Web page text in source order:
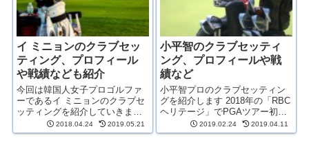
イ ミニョンのクラブセッ
ティング、プロフィール
や戦績なども紹介
今回は韓国人女子プロゴルファ
ーであるイ ミニョンのクラブセ
ッティングを紹介していきます
2017年から日本ツアーに本格参
戦しているイ ミニョン。日本ツ
2018.04.24 2019.05.21
小平智のクラブセッティ
ング、プロフィールや戦
績など
小平智プロのクラブセッティン
グを紹介します 2018年の「RBC
ヘリテージ」でPGAツアー初勝
利をあげた小平智プロ。これか
らはPGAツアーを主体に戦って
2019.02.24 2019.04.11